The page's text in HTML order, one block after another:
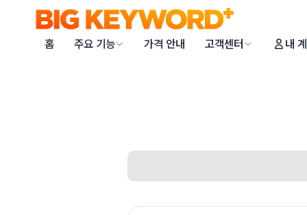
홈 주요 기능 가격 안내 고객센터 내